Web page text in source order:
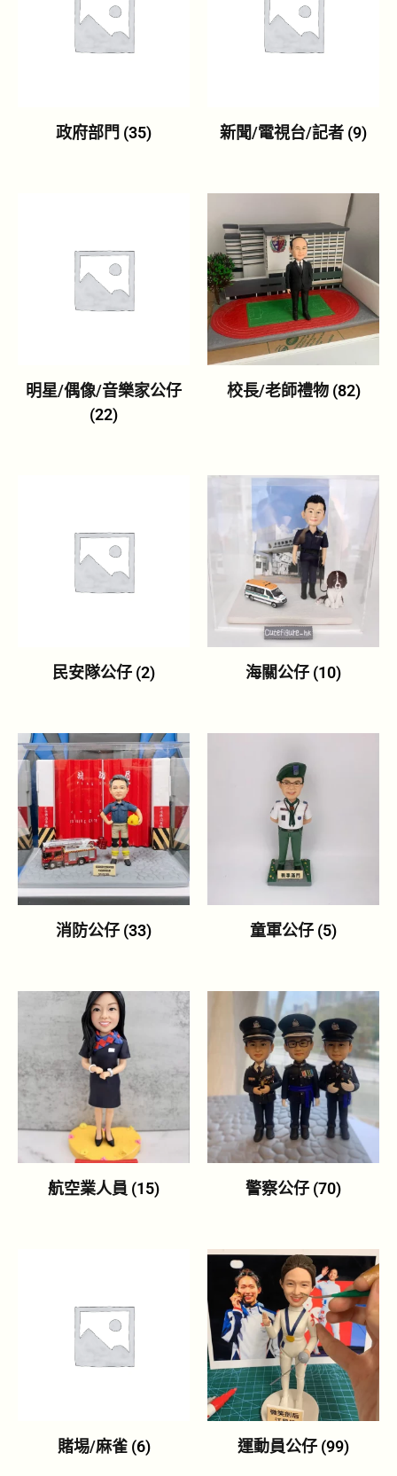
政府部門 (35) 新聞/電視台/記者 (9)
明星/偶像/音樂家公仔
(22)
校長/老師禮物 (82)
民安隊公仔 (2) 海關公仔 (10)
消防公仔 (33) 童軍公仔 (5)
航空業人員 (15) 警察公仔 (70)
賭埸/麻雀 (6) 運動員公仔 (99)